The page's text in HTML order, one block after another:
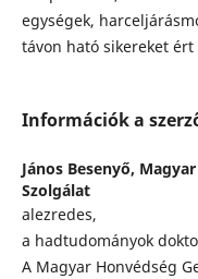
egységek,
távon ható sikereket ért
Információk a
János Besenyő,
Szolgálat
alezredes,
a hadtudományok
A Magyar Honvédség